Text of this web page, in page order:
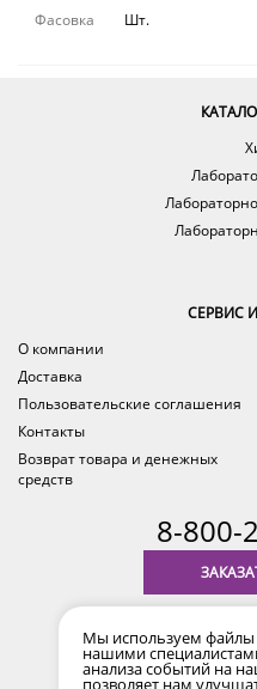
Фасовка
Шт.
СЕРВИС
О компании
Доставка
Пользовательские соглашения
Контакты
Возврат товара и денежных
средств
8-800-
время по
Мы используем файлы
нашими
анализа событий на
позволяет нам